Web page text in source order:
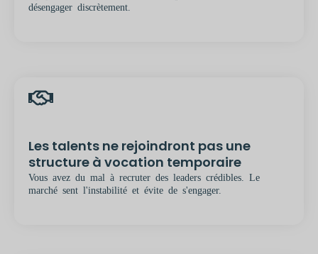
désengager discrètement.
Les talents ne rejoindront pas une
structure à vocation temporaire
Vous avez du mal à recruter des leaders crédibles. Le
marché sent l'instabilité et évite de s'engager.